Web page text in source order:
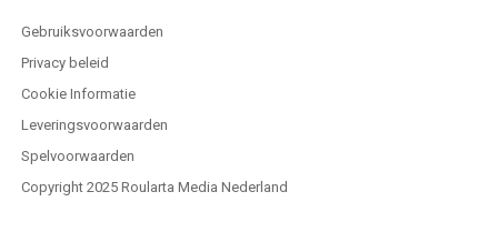
Gebruiksvoorwaarden
Privacy beleid
Cookie Informatie
Leveringsvoorwaarden
Spelvoorwaarden
Copyright 2025 Roularta Media Nederland